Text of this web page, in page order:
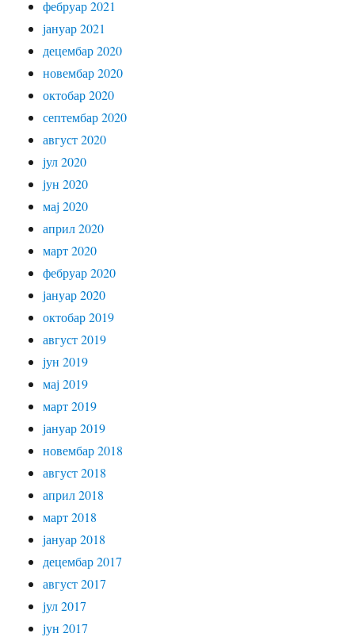
фебруар 2021
јануар 2021
децембар 2020
новембар 2020
октобар 2020
септембар 2020
август 2020
јул 2020
јун 2020
мај 2020
април 2020
март 2020
фебруар 2020
јануар 2020
октобар 2019
август 2019
јун 2019
мај 2019
март 2019
јануар 2019
новембар 2018
август 2018
април 2018
март 2018
јануар 2018
децембар 2017
август 2017
јул 2017
јун 2017